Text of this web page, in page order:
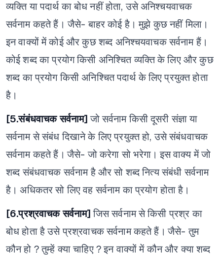
व्यक्ति या पदार्थ का बोध नहीं होता, उसे अनिश्चयवाचक
सर्वनाम कहते हैं। जैसे- बाहर कोई है। मुझे कुछ नहीं मिला।
इन वाक्यों में कोई और कुछ शब्द अनिश्चयवाचक सर्वनाम हैं।
कोई शब्द का प्रयोग किसी अनिश्चित व्यक्ति के लिए और कुछ
शब्द का प्रयोग किसी अनिश्चित पदार्थ के लिए प्रयुक्त होता
है।
[5.संबंधवाचक सर्वनाम] जो सर्वनाम किसी दूसरी संज्ञा या
सर्वनाम से संबंध दिखाने के लिए प्रयुक्त हो, उसे संबंधवाचक
सर्वनाम कहते हैं। जैसे- जो करेगा सो भरेगा। इस वाक्य में जो
शब्द संबंधवाचक सर्वनाम है और सो शब्द नित्य संबंधी सर्वनाम
है। अधिकतर सो लिए वह सर्वनाम का प्रयोग होता है।
[6.प्रश्रवाचक सर्वनाम] जिस सर्वनाम से किसी प्रश्र का
बोध होता है उसे प्रश्रवाचक सर्वनाम कहते हैं। जैसे- तुम
कौन हो ? तुम्हें क्या चाहिए ? इन वाक्यों में कौन और क्या शब्द